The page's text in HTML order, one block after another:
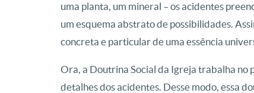
uma planta, um mineral – os acidentes
um esquema abstrato de possibilidades.
concreta e particular de uma essência
Ora, a Doutrina Social da Igreja trabalha no
detalhes dos acidentes. Desse modo, essa